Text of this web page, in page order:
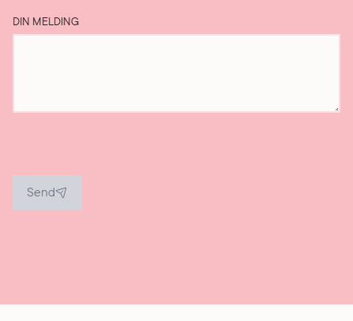
DIN MELDING
Send